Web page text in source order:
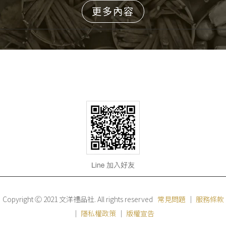
更多內容
Copyright Ⓒ 2021 文洋禮品社. All rights reserved 常見問題 ｜ 服務條款
｜ 隱私權政策｜ 版權宣告